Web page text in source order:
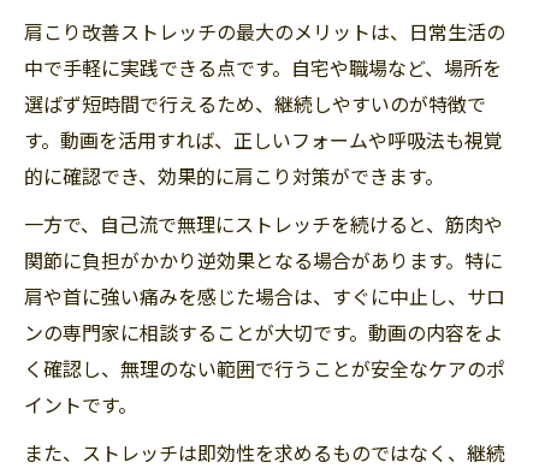
肩こり改善ストレッチの最大のメリットは、日常生活の
中で手軽に実践できる点です。自宅や職場など、場所を
選ばず短時間で行えるため、継続しやすいのが特徴で
す。動画を活用すれば、正しいフォームや呼吸法も視覚
的に確認でき、効果的に肩こり対策ができます。
一方で、自己流で無理にストレッチを続けると、筋肉や
関節に負担がかかり逆効果となる場合があります。特に
肩や首に強い痛みを感じた場合は、すぐに中止し、サロ
ンの専門家に相談することが大切です。動画の内容をよ
く確認し、無理のない範囲で行うことが安全なケアのポ
イントです。
また、ストレッチは即効性を求めるものではなく、継続